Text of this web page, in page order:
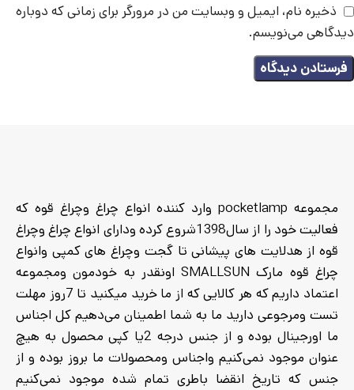
ذخیره نام، ایمیل و وبسایت من در مرورگر برای زمانی که دوباره
دیدگاهی می‌نویسم.
مجموعه pocketlamp وارد کننده انواع چراغ وچراغ قوه که
فعالیت خود را از سال1398شروع کرده ودارای انواع چراغ وچراغ
قوه از هدلایت های پیشانی تا گجت وچراغ های کمپی وانواع
چراغ قوه مارک SMALLSUN اونقدر به خودمون ومجموعه
اعتماد داریم که هر کالایی که از ما خرید میکنید تا 7روز مهلت
تست ومرجوعی دارید ما به شما اطمینان می‌دهیم کل اجناس
ما اورجینال بوده و از جنس درجه 2یا کپی محصول به هیچ
عنوان موجود نمی‌کنیم واجناس ومحصولات ما بروز بوده و از
جنس که تاریخ انقضا باطری تمام شده موجود نمی‌کنیم